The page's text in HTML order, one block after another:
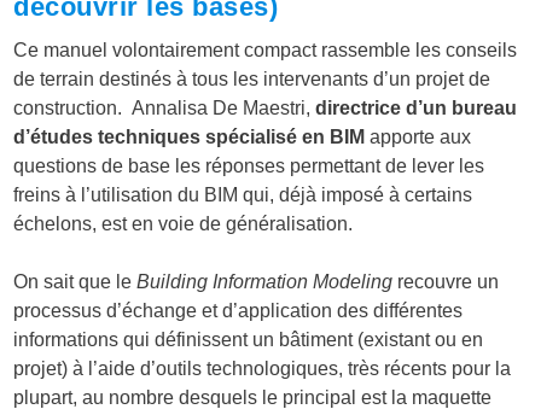
découvrir les bases)
Ce manuel volontairement compact rassemble les conseils
de terrain destinés à tous les intervenants d’un projet de
construction.Annalisa De Maestri,d irectrice d’un bureau
d’études techniques spécialisé en BIM apporte aux
questions de base les réponses permettant de lever les
freins à l’utilisation du BIM qui, déjà imposé à certains
échelons, est en voie de généralisation.
On sait que leBuilding Information Modeling recouvre un
processus d’échange et d’application des différentes
informations qui définissent un bâtiment (existant ou en
projet) à l’aide d’outils technologiques, très récents pour la
plupart, au nombre desquels le principal est la maquette